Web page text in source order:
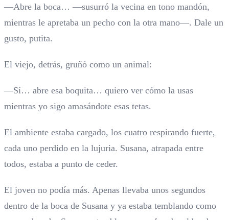
—Abre la boca… —susurró la vecina en tono mandón,
mientras le apretaba un pecho con la otra mano—. Dale un
gusto, putita.
El viejo, detrás, gruñó como un animal:
—Sí… abre esa boquita… quiero ver cómo la usas
mientras yo sigo amasándote esas tetas.
El ambiente estaba cargado, los cuatro respirando fuerte,
cada uno perdido en la lujuria. Susana, atrapada entre
todos, estaba a punto de ceder.
El joven no podía más. Apenas llevaba unos segundos
dentro de la boca de Susana y ya estaba temblando como